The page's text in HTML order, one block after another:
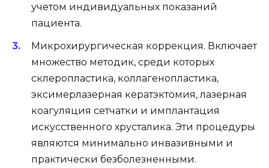
учетом индивидуальных показаний
пациента.
Микрохирургическая коррекция. Включает
множество методик, среди которых
склеропластика, коллагенопластика,
эксимерлазерная кератэктомия, лазерная
коагуляция сетчатки и имплантация
искусственного хрусталика. Эти процедуры
являются минимально инвазивными и
практически безболезненными.